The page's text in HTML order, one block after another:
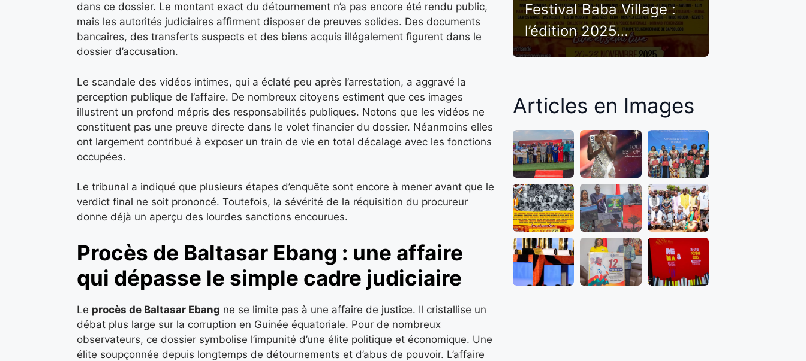
dans ce dossier. Le montant exact du détournement n’a pas encore été rendu public,
mais les autorités judiciaires affirment disposer de preuves solides. Des documents
bancaires, des transferts suspects et des biens acquis illégalement figurent dans le
dossier d’accusation.
Le scandale des vidéos intimes, qui a éclaté peu après l’arrestation, a aggravé la
perception publique de l’affaire. De nombreux citoyens estiment que ces images
illustrent un profond mépris des responsabilités publiques. Notons que les vidéos ne
constituent pas une preuve directe dans le volet financier du dossier. Néanmoins elles
ont largement contribué à exposer un train de vie en total décalage avec les fonctions
occupées.
Le tribunal a indiqué que plusieurs étapes d’enquête sont encore à mener avant que le
verdict final ne soit prononcé. Toutefois, la sévérité de la réquisition du procureur
donne déjà un aperçu des lourdes sanctions encourues.
Procès de Baltasar Ebang : une affaire
qui dépasse le simple cadre judiciaire
Le procès de Baltasar Ebang ne se limite pas à une affaire de justice. Il cristallise un
débat plus large sur la corruption en Guinée équatoriale. Pour de nombreux
observateurs, ce dossier symbolise l’impunité d’une élite politique et économique. Une
élite soupçonnée depuis longtemps de détournements et d’abus de pouvoir. L’affaire
Festival Baba Village :
l’édition 2025…
Articles en Images